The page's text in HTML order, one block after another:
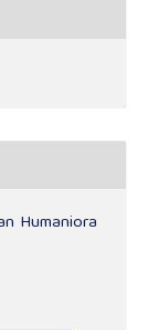
Humaniora